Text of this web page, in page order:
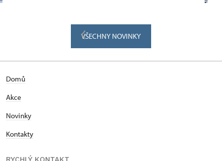
VŠECHNY NOVINKY
Domů
Akce
Novinky
Kontakty